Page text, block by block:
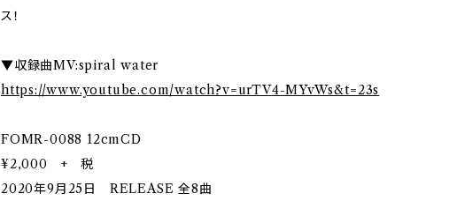
ス！
▼収録曲MV:spiral water
https://www.youtube.com/watch?v=urTV4-MYvWs&t=23s
FOMR-0088 12cmCD
¥2,000 + 税
2020年9月25日 RELEASE 全8曲